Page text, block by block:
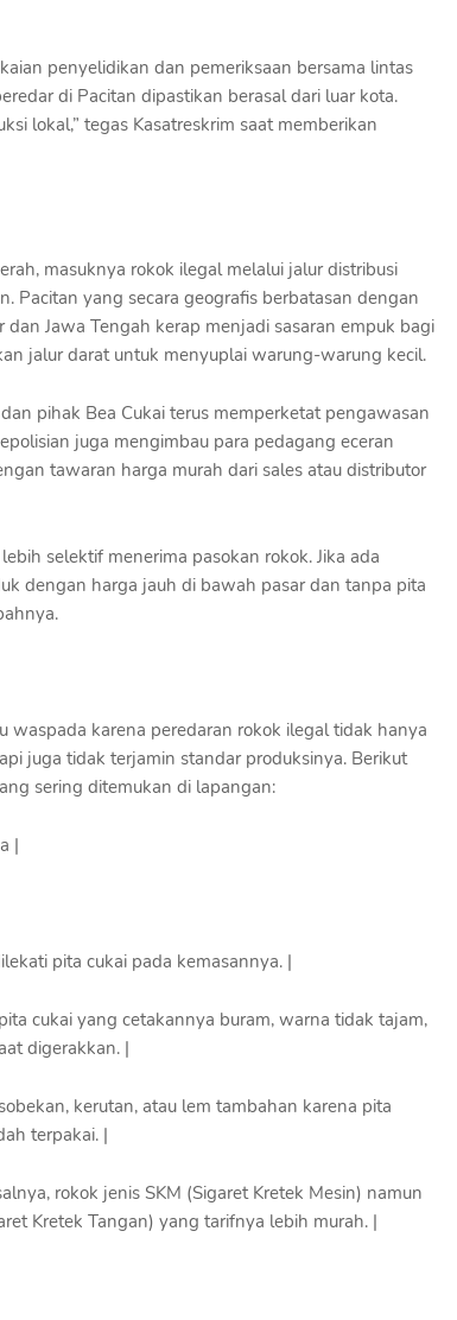
penyelidikan dan pemeriksaan bersama lintas
di Pacitan dipastikan berasal dari luar kota.
lokal,” tegas Kasatreskrim saat memberikan
masuknya rokok ilegal melalui jalur distribusi
Pacitan yang secara geografis berbatasan dengan
Jawa Tengah kerap menjadi sasaran empuk bagi
jalur darat untuk menyuplai warung-warung kecil.
pihak Bea Cukai terus memperketat pengawasan
juga mengimbau para pedagang eceran
tawaran harga murah dari sales atau distributor
selektif menerima pasokan rokok. Jika ada
dengan harga jauh di bawah pasar dan tanpa pita
waspada karena peredaran rokok ilegal tidak hanya
juga tidak terjamin standar produksinya. Berikut
sering ditemukan di lapangan:
|
pita cukai pada kemasannya. |
cukai yang cetakannya buram, warna tidak tajam,
digerakkan. |
kerutan, atau lem tambahan karena pita
terpakai. |
rokok jenis SKM (Sigaret Kretek Mesin) namun
Kretek Tangan) yang tarifnya lebih murah. |